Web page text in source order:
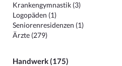
Krankengymnastik (3)
Logopäden (1)
Seniorenresidenzen (1)
Ärzte (279)
Handwerk (175)